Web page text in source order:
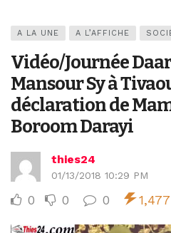
A LA UNE A L’AFFICHE
Vidéo/Journée
Mansour Sy à
déclaration de
Boroom Darayi
thies24
01/13/2018 10:29 PM
0 0 0 1,477